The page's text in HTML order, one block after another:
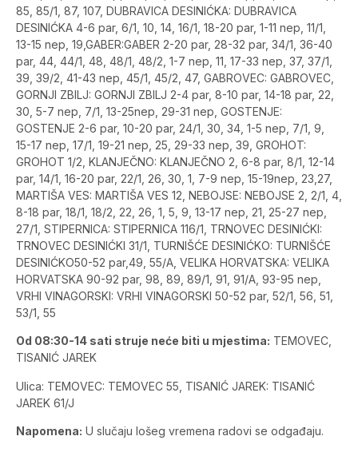
85, 85/1, 87, 107, DUBRAVICA DESINIĆKA: DUBRAVICA
DESINIĆKA 4-6 par, 6/1, 10, 14, 16/1, 18-20 par, 1-11 nep, 11/1,
13-15 nep, 19,GABER:GABER 2-20 par, 28-32 par, 34/1, 36-40
par, 44, 44/1, 48, 48/1, 48/2, 1-7 nep, 11, 17-33 nep, 37, 37/1,
39, 39/2, 41-43 nep, 45/1, 45/2, 47, GABROVEC: GABROVEC,
GORNJI ZBILJ: GORNJI ZBILJ 2-4 par, 8-10 par, 14-18 par, 22,
30, 5-7 nep, 7/1, 13-25nep, 29-31 nep, GOSTENJE:
GOSTENJE 2-6 par, 10-20 par, 24/1, 30, 34, 1-5 nep, 7/1, 9,
15-17 nep, 17/1, 19-21 nep, 25, 29-33 nep, 39, GROHOT:
GROHOT 1/2, KLANJEČNO: KLANJEČNO 2, 6-8 par, 8/1, 12-14
par, 14/1, 16-20 par, 22/1, 26, 30, 1, 7-9 nep, 15-19nep, 23,27,
MARTIŠA VES: MARTIŠA VES 12, NEBOJSE: NEBOJSE 2, 2/1, 4,
8-18 par, 18/1, 18/2, 22, 26, 1, 5, 9, 13-17 nep, 21, 25-27 nep,
27/1, STIPERNICA: STIPERNICA 116/1, TRNOVEC DESINIĆKI:
TRNOVEC DESINIĆKI 31/1, TURNIŠĆE DESINIĆKO: TURNIŠĆE
DESINIĆKO50-52 par,49, 55/A, VELIKA HORVATSKA: VELIKA
HORVATSKA 90-92 par, 98, 89, 89/1, 91, 91/A, 93-95 nep,
VRHI VINAGORSKI: VRHI VINAGORSKI 50-52 par, 52/1, 56, 51,
53/1, 55
Od 08:30-14 sati struje neće biti u mjestima: TEMOVEC,
TISANIĆ JAREK
Ulica: TEMOVEC: TEMOVEC 55, TISANIĆ JAREK: TISANIĆ
JAREK 61/J
Napomena: U slučaju lošeg vremena radovi se odgađaju.